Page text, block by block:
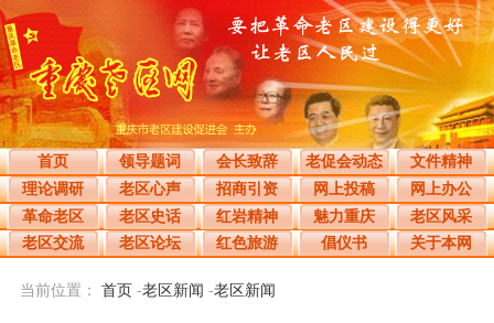
首页 领导题词 会长致辞 老促会动态
文件精神
理论调研
老区心声 招商引资 网上投稿
网上办公
革命老区
老区史话 红岩精神 魅力重庆
老区风采
老区交流
老区论坛 红色旅游 倡仪书 关于本网
当前位置： 首页 -老区新闻 -老区新闻